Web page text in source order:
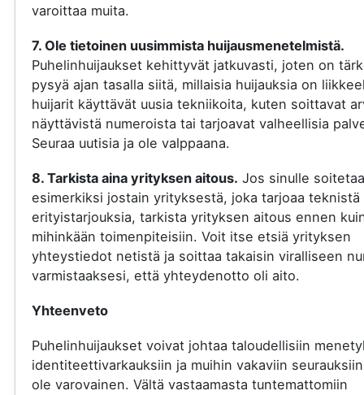
varoittaa muita.
7. Ole tietoinen uusimmista huijausmenetelmistä.
Puhelinhuijaukset kehittyvät jatkuvasti, joten on
pysyä ajan tasalla siitä, millaisia huijauksia on
huijarit käyttävät uusia tekniikoita, kuten soittavat
näyttävistä numeroista tai tarjoavat valheellisia
Seuraa uutisia ja ole valppaana.
8. Tarkista aina yrityksen aitous. Jos sinulle
esimerkiksi jostain yrityksestä, joka tarjoaa teknistä
erityistarjouksia, tarkista yrityksen aitous ennen
mihinkään toimenpiteisiin. Voit itse etsiä yrityksen
yhteystiedot netistä ja soittaa takaisin viralliseen
varmistaaksesi, että yhteydenotto oli aito.
Yhteenveto
Puhelinhuijaukset voivat johtaa taloudellisiin
identiteettivarkauksiin ja muihin vakaviin
ole varovainen. Vältä vastaamasta tuntemattomiin